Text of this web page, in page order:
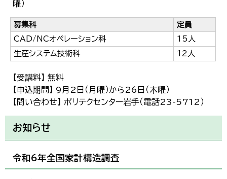
曜）
募集科
定員
CAD/NCオペレーション科
15人
生産システム技術科
12人
【受講料】 無料
【申込期間】 9月2日（月曜）から26日（木曜）
【問い合わせ】 ポリテクセンター岩手（電話23-5712）
お知らせ
令和6年全国家計構造調査